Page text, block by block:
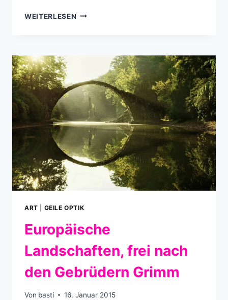
WEITERLESEN INTERSTELLAR
ART GEILE OPTIK
Europäische
Landschaften, frei nach
den Gebrüdern Grimm
Von basti 16. Januar 2015